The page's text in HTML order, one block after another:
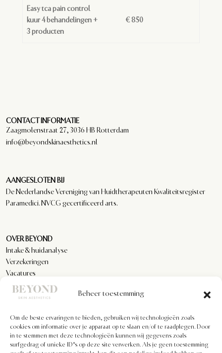
Beheer toestemming
Om de beste ervaringen te bieden, gebruiken wij technologieën zoals
cookies om informatie over je apparaat op te slaan en/of te raadplegen. Door
in te stemmen met deze technologieën kunnen wij gegevens zoals
surfgedrag of unieke ID's op deze site verwerken. Als je geen toestemming
Easy tca pain control
kuur 4 behandelingen +
3 producten
€ 850
CONTACT INFORMATIE
Zaagmolenstraat 27, 3036 HB Rotterdam
info@beyondskinaesthetics.nl
AANGESLOTEN BIJ
De Nederlandse Vereniging van Huidtherapeuten Kwaliteitsregister
Paramedici. NVCG gecertificeerd arts.
OVER BEYOND
Intake & huidanalyse
Verzekeringen
Vacatures
Reviews
KLANTENSERVICE
Privacyverklaring
Algemene voorwaarden